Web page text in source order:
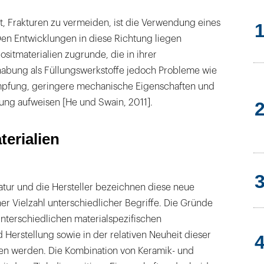
Frakturen zu vermeiden, ist die Verwendung eines
Entwicklungen in diese Richtung liegen
zugrunde, die in ihrer
als Füllungswerkstoffe jedoch Probleme wie
geringere mechanische Eigenschaften und
aufweisen [He und Swain, 2011].
und die Hersteller bezeichnen diese neue
Vielzahl unterschiedlicher Begriffe. Die Gründe
materialspezifischen
Herstellung sowie in der relativen Neuheit dieser
werden. Die Kombination von Keramik- und